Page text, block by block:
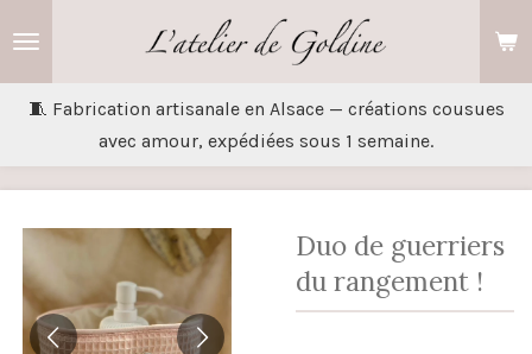
🧵 Fabrication artisanale en Alsace — créations cousues
avec amour, expédiées sous 1 semaine.
Duo de guerriers
du rangement !